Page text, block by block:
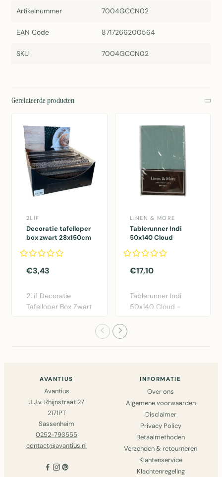
Artikelnummer 7004GCCN02
EAN Code 8717266200564
SKU 7004GCCN02
Gerelateerde producten
2LIF
Decoratie tafelloper
box zwart 28x150cm
€3,43
2Lif Decoratie
Tafelloper Box Zwart
LINEN & MORE
Tablerunner Indi
50x140 Cloud
€17,10
Tablerunner Indi
50x140 Cloud -
AVANTIUS
Avantius
J.J.v. Rhijnstraat 27
2171PT
Sassenheim
0252-793555
contact@avantius.nl
INFORMATIE
Over ons
Algemene voorwaarden
Disclaimer
Privacy Policy
Betaalmethoden
Verzenden & retourneren
Klantenservice
Klachtenregeling